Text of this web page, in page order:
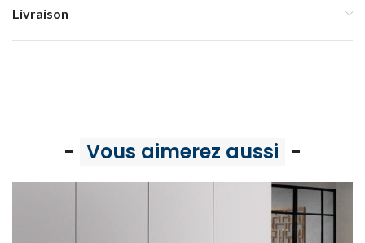
Livraison
- Vous aimerez aussi -